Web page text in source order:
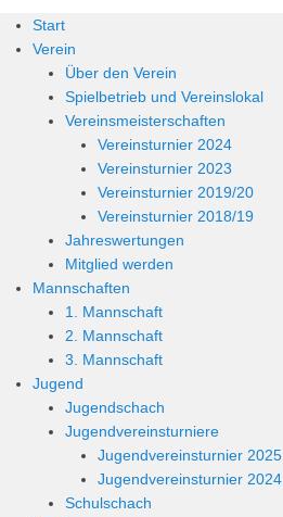
a
r
t
i
Start
Verein
Über den Verein
Spielbetrieb und Vereinslokal
Vereinsmeisterschaften
Vereinsturnier 2024
Vereinsturnier 2023
Vereinsturnier 2019/20
Vereinsturnier 2018/19
Jahreswertungen
Mitglied werden
Mannschaften
1. Mannschaft
2. Mannschaft
3. Mannschaft
Jugend
Jugendschach
Jugendvereinsturniere
Jugendvereinsturnier 2025
Jugendvereinsturnier 2024
Schulschach